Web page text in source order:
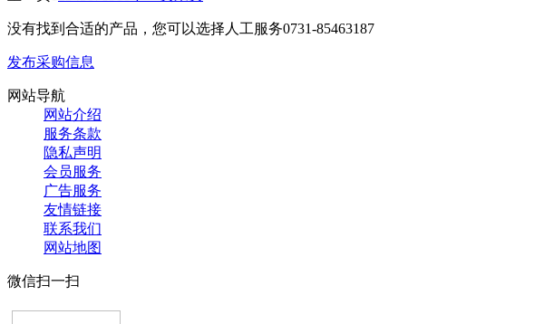
没有找到合适的产品，您可以选择人工服务0731-85463187
发布采购信息
网站导航
网站介绍
服务条款
隐私声明
会员服务
广告服务
友情链接
联系我们
网站地图
微信扫一扫